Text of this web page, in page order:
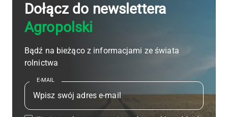
Dołącz do newslettera
Agropolski
Bądź na bieżąco z informacjami ze świata
rolnictwa
E-MAIL